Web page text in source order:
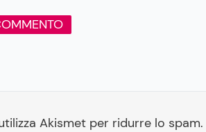
Akismet per ridurre lo spam.